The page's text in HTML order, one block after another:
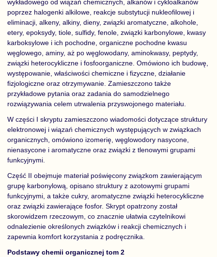
wykładowego od wiązań chemicznych, alkanów i cykloalkanów
poprzez halogenki alkilowe, reakcje substytucji nukleofilowej i
eliminacji, alkeny, alkiny, dieny, związki aromatyczne, alkohole,
etery, epoksydy, tiole, sulfidy, fenole, związki karbonylowe, kwasy
karboksylowe i ich pochodne, organiczne pochodne kwasu
węglowego, aminy, aż po węglowodany, aminokwasy, peptydy,
związki heterocykliczne i fosfoorganiczne. Omówiono ich budowę,
występowanie, właściwości chemiczne i fizyczne, działanie
fizjologiczne oraz otrzymywanie. Zamieszczono także
przykładowe pytania oraz zadania do samodzielnego
rozwiązywania celem utrwalenia przyswojonego materiału.
W części I skryptu zamieszczono wiadomości dotyczące struktury
elektronowej i wiązań chemicznych występujących w związkach
organicznych, omówiono izomerię, węglowodory nasycone,
nienasycone i aromatyczne oraz związki z tlenowymi grupami
funkcyjnymi.
Część II obejmuje materiał poświęcony związkom zawierającym
grupę karbonylową, opisano struktury z azotowymi grupami
funkcyjnymi, a także cukry, aromatyczne związki heterocykliczne
oraz związki zawierające fosfor. Skrypt opatrzony został
skorowidzem rzeczowym, co znacznie ułatwia czytelnikowi
odnalezienie określonych związków i reakcji chemicznych i
zapewnia komfort korzystania z podręcznika.
Podstawy chemii organicznej tom 2